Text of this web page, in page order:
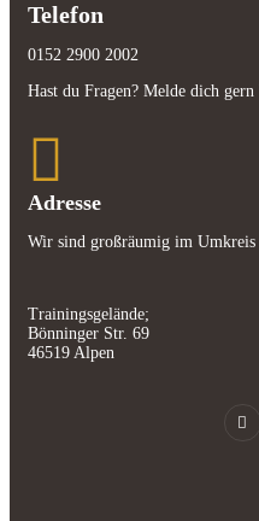
Telefon
0152 2900 2002
Hast du Fragen? Melde dich gern
Adresse
Wir sind großräumig im Umkreis
Trainingsgelände;
Bönninger Str. 69
46519 Alpen